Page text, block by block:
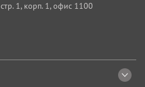
стр. 1, корп. 1, офис 1100